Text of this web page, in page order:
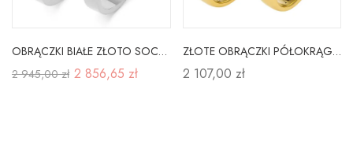
OBRĄCZKI BIAŁE ZŁOTO SOCZEWKA 3,0mm GRAWER A-111B
2 945,00 zł 2 856,65 zł
ZŁOTE OBRĄCZKI PÓŁOKRĄGŁE KLASYCZNE 4mm Grawer
2 107,00 zł